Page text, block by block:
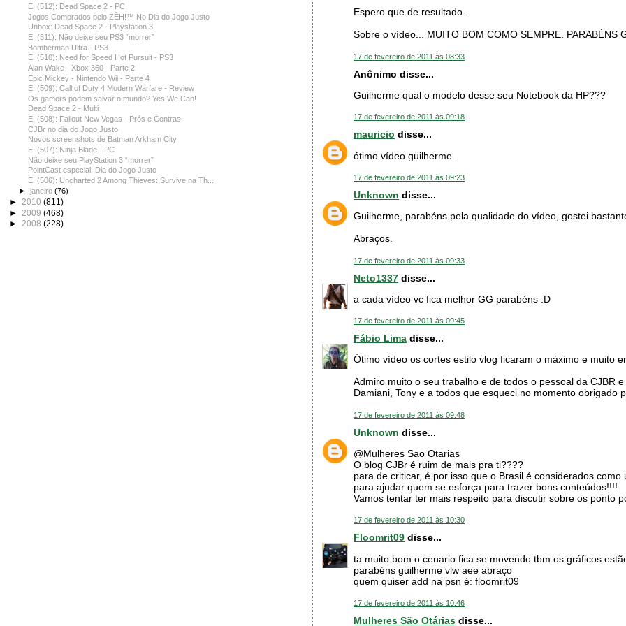
Espero que de resultado.
Sobre o vídeo... MUITO BOM COMO SEMPRE. PARABÉNS
17 de fevereiro de 2011 às 08:33
Anônimo disse...
Guilherme qual o modelo desse seu Notebook da HP???
17 de fevereiro de 2011 às 09:18
mauricio disse...
ótimo vídeo guilherme.
17 de fevereiro de 2011 às 09:23
Unknown disse...
Guilherme, parabéns pela qualidade do vídeo, gostei
Abraços.
17 de fevereiro de 2011 às 09:33
Neto1337 disse...
a cada vídeo vc fica melhor GG parabéns :D
17 de fevereiro de 2011 às 09:45
Fábio Lima disse...
Ótimo vídeo os cortes estilo vlog ficaram o máximo e muito
Admiro muito o seu trabalho e de todos o pessoal da CJBR
Damiani, Tony e a todos que esqueci no momento obrigado
17 de fevereiro de 2011 às 09:48
Unknown disse...
@Mulheres Sao Otarias
O blog CJBr é ruim de mais pra ti????
para de criticar, é por isso que o Brasil é considerados
para ajudar quem se esforça para trazer bons conteúdos!!!!
Vamos tentar ter mais respeito para discutir sobre os ponto
17 de fevereiro de 2011 às 10:30
Floomrit09 disse...
ta muito bom o cenario fica se movendo tbm os gráficos
parabéns guilherme vlw aee abraço
quem quiser add na psn é: floomrit09
17 de fevereiro de 2011 às 10:46
Mulheres São Otárias disse...
EI (512): Dead Space 2 - PC
Jogos Comprados pelo ZÈH!™ No Dia do Jogo Justo
Unbox: Dead Space 2 - Playstation 3
EI (511): Não deixe seu PS3 “morrer”
Bomberman Ultra - PS3
EI (510): Need for Speed Hot Pursuit - PS3
Alan Wake - Xbox 360 - Parte 2
Epic Mickey - Nintendo Wii - Parte 4
EI (509): Call of Duty 4 Modern Warfare - Review
Os gamers podem salvar o mundo? Yes We Can!
Dead Space 2 - Multi
EI (508): Fallout New Vegas - Prós e Contras
CJBr no dia do Jogo Justo
Novos screenshots de Batman Arkham City
EI (507): Ninja Blade - PC
Não deixe seu PlayStation 3 “morrer”
PointCast especial: Dia do Jogo Justo
EI (506): Uncharted 2 Among Thieves: Survive na Th...
►janeiro(76)
► 2010 (811)
► 2009 (468)
► 2008 (228)